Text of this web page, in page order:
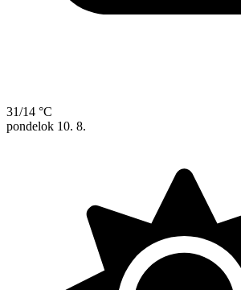
31/14 °C
pondelok 10. 8.